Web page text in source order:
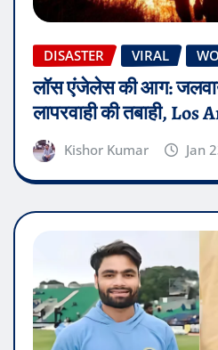
DISASTER VIRAL
लॉस एंजेलेस की आग:
लापरवाही की तबाही,
Kishor Kumar Jan